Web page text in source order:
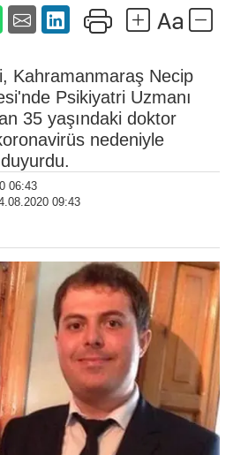
Kahramanmaraş Necip
Psikiyatri Uzmanı
35 yaşındaki doktor
nedeniyle
06:43
09:43